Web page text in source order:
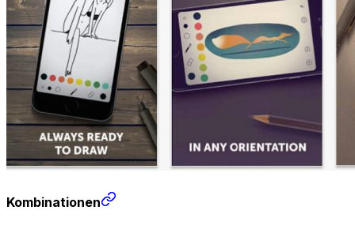
Kombinationen